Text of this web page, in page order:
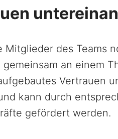
Mitglieder des Teams
gemeinsam an einem
Vertrauen
kann durch
gefördert werden.